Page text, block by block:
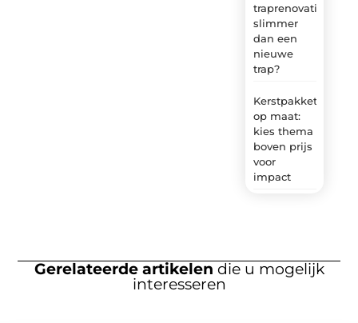
traprenovatie
slimmer
dan een
nieuwe
trap?
Kerstpakket
op maat:
kies thema
boven prijs
voor
impact
Gerelateerde artikelen die u mogelijk
interesseren